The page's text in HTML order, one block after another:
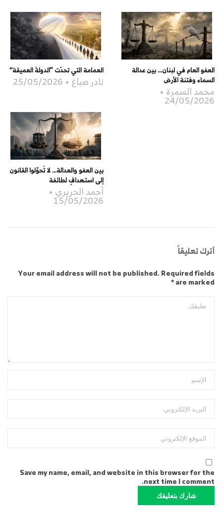
العمامة التي تحدّت “الدولةَ العميقة”
نادر صباغ 25/05/2026
العفو العام في لبنان… بين عدالة
السماء وفتنة الأرض
محمد السمرة
24/05/2026
بين العفو والعدالة… لا تُحوِّلوا القانون
إلى استهدافٍ لطائفة
أحمد الحريري
15/05/2026
أترك تعليقاً
Your email address will not be published. Required fields
are marked *
Save my name, email, and website in this browser for the
next time I comment.